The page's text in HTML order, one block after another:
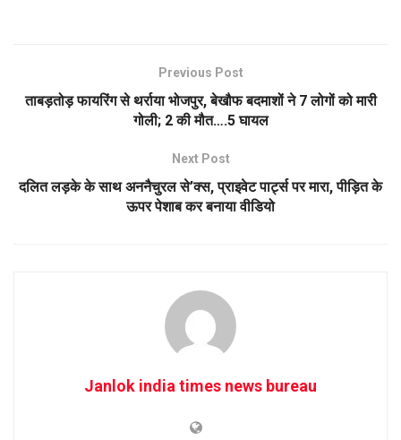
Previous Post
ताबड़तोड़ फायरिंग से थर्राया भोजपुर, बेखौफ बदमाशों ने 7 लोगों को मारी
गोली; 2 की मौत….5 घायल
Next Post
दलित लड़के के साथ अननैचुरल से’क्स, प्राइवेट पार्ट्स पर मारा, पीड़ित के
ऊपर पेशाब कर बनाया वीडियो
Janlok india times news bureau